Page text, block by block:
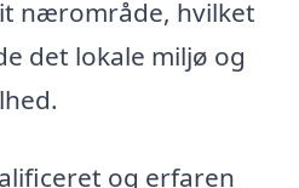
nærområde, hvilket
det lokale miljø og
og erfaren